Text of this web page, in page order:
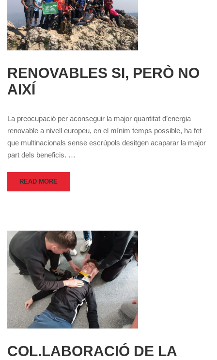
RENOVABLES SI, PERÒ NO
AIXÍ
La preocupació per aconseguir la major quantitat d’energia
renovable a nivell europeu, en el mínim temps possible, ha fet
que multinacionals sense escrúpols desitgen acaparar la major
part dels beneficis. …
READ MORE
COL.LABORACIÓ DE LA